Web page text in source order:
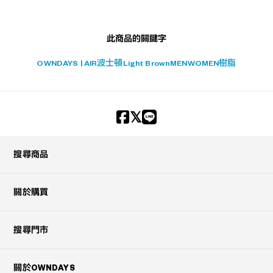
此商品的關鍵字
OWNDAYS | AIR波士頓 Light Brown MEN WOMEN樹脂
搜尋商品
關於購買
搜尋門市
關於OWNDAYS